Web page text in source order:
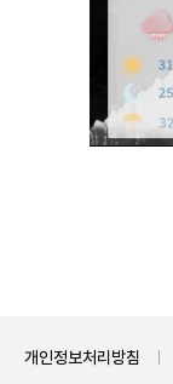
개인정보처리방침